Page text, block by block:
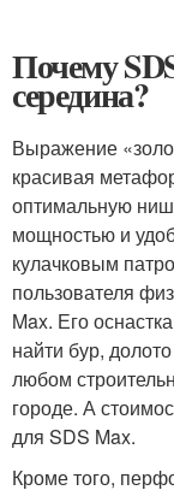
Почему
середина?
Выражение
красивая
оптимальную
мощностью и
кулачковым
пользователя
Max. Его
найти бур,
любом
городе. А
для SDS Max.
Кроме того,